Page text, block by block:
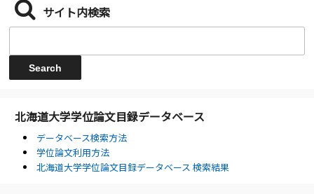
サイト内検索
北海道大学学位論文目録データベース
データベース検索方法
学位論文利用方法
北海道大学学位論文目録データベース 検索結果